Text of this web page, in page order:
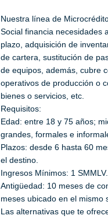
Nuestra línea de
Social financia necesidades
plazo, adquisición de
de cartera, sustitución de
de equipos, además, cubre
operativos de producción o
bienes o servicios, etc.
Requisitos:
Edad: entre 18 y 75 años;
grandes, formales e
Plazos: desde 6 hasta 60
el destino.
Ingresos Mínimos: 1 SMMLV.
Antigüedad: 10 meses de
meses ubicado en el mismo
Las alternativas que te